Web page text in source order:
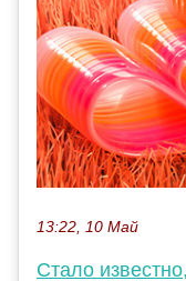
13:22, 10 Май
Стало